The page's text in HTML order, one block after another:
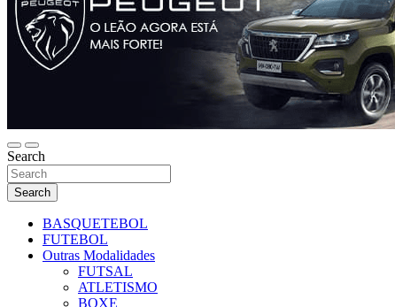
Search
Search
BASQUETEBOL
FUTEBOL
Outras Modalidades
FUTSAL
ATLETISMO
BOXE